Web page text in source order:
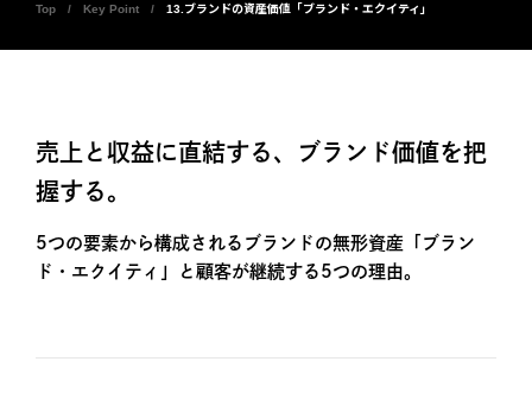
Top Key Point 13.ブランドの資産価値「ブランド・エクイティ」
売上と収益に直結する、ブランド価値を把
握する。
5つの要素から構成されるブランドの無形資産「ブラン
ド・エクイティ」と顧客が継続する5つの理由。